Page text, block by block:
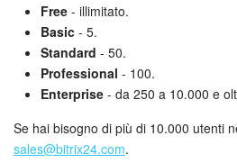
Feed
Messenger
Collab
Calendario
Free - illimitato.
Basic - 5.
Standard - 50.
Professional - 100.
Enterprise - da 250 a 10.000 e
Se hai bisogno di più di 10.000 utenti
sales@bitrix24.com.